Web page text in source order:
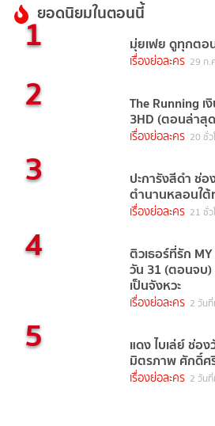
ยอดนิยมในตอนนี้
1 มุ่ยเฟย ดูทุกตอ
เรื่องย่อละคร 29 ก.
2 The Running
3HD (ตอนล่าสุ
เรื่องย่อละคร 20 ชั่
3 ปะการังสีดำ ช่
ตำนานหลอนใต้
เรื่องย่อละคร 21 ชั่
4 ติวเธอร์ที่รัก
วัน 31 (ตอนจบ)
เป็นจังหวะ
เรื่องย่อละคร 2 วัน
5 แดง ไบเล่ย์ ช่อ
มิตรภาพ ศักดิ์ศ
เรื่องย่อละคร 2 วัน